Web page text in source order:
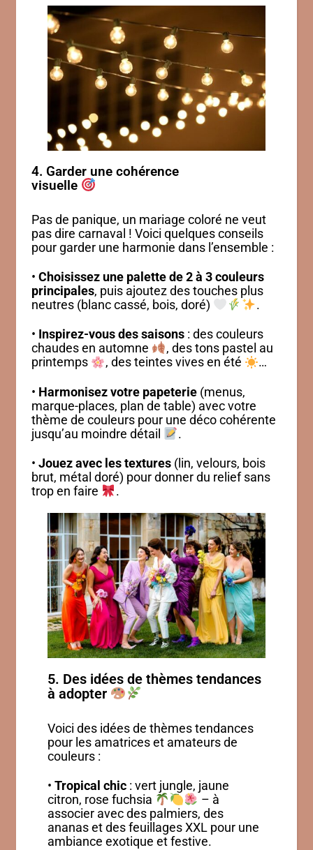
4. Garder une cohérence
visuelle
Pas de panique, un mariage coloré ne veut
pas dire carnaval ! Voici quelques conseils
pour garder une harmonie dans l’ensemble :
• Choisissez une palette de 2 à 3 couleurs
principales, puis ajoutez des touches plus
neutres (blanc cassé, bois, doré)
.
• Inspirez-vous des saisons : des couleurs
chaudes en automne
, des tons pastel au
printemps
, des teintes vives en été
…
• Harmonisez votre papeterie (menus,
marque-places, plan de table) avec votre
thème de couleurs pour une déco cohérente
jusqu’au moindre détail
.
• Jouez avec les textures (lin, velours, bois
brut, métal doré) pour donner du relief sans
trop en faire
.
5. Des idées de thèmes tendances
à adopter
Voici des idées de thèmes tendances
pour les amatrices et amateurs de
couleurs :
• Tropical chic : vert jungle, jaune
citron, rose fuchsia
– à
associer avec des palmiers, des
ananas et des feuillages XXL pour une
ambiance exotique et festive.